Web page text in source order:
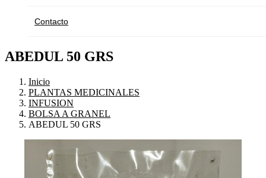
Contacto
ABEDUL 50 GRS
Inicio
PLANTAS MEDICINALES
INFUSION
BOLSA A GRANEL
ABEDUL 50 GRS